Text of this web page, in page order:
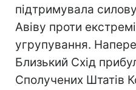
підтримувала
Авіву проти
угрупування.
Близький Схід
Сполучених Штатів